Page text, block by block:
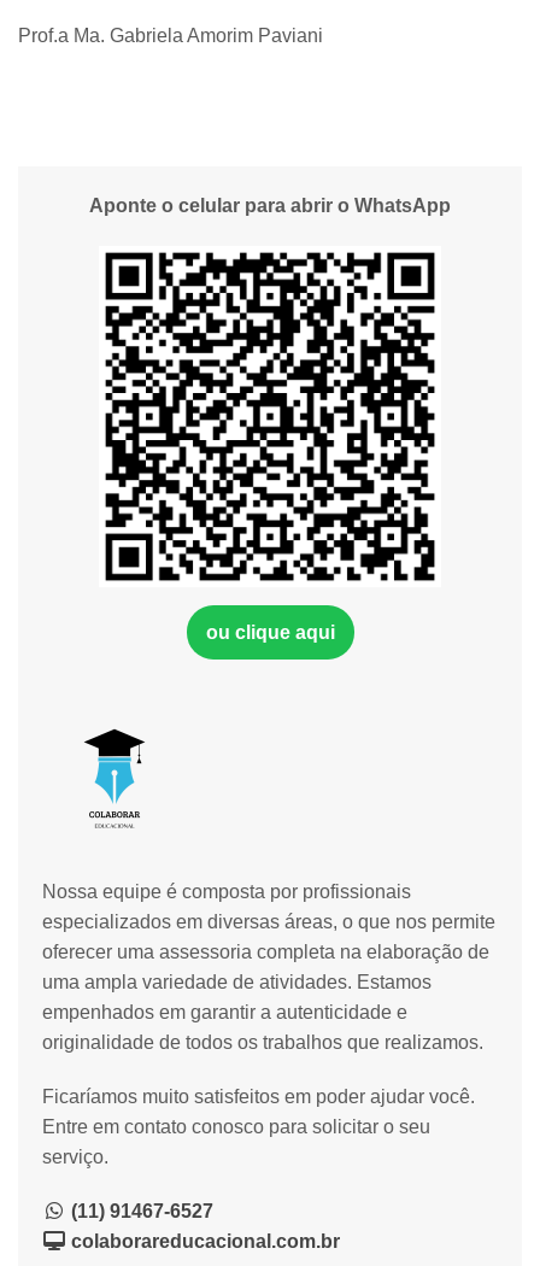
Prof.a Ma. Gabriela Amorim Paviani
Nossa equipe é composta por profissionais
especializados em diversas áreas, o que nos permite
oferecer uma assessoria completa na elaboração de
uma ampla variedade de atividades. Estamos
empenhados em garantir a autenticidade e
originalidade de todos os trabalhos que realizamos.
Ficaríamos muito satisfeitos em poder ajudar você.
Entre em contato conosco para solicitar o seu
serviço.
(11) 91467-6527
colaborareducacional.com.br
Aponte o celular para abrir o WhatsApp
ou clique aqui